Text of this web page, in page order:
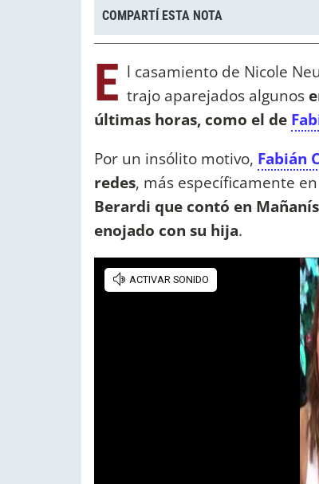
COMPARTÍ ESTA NOTA
E l casamiento de Nicole
trajo aparejados algunos
últimas horas, como el de
Por un insólito motivo, Fabián
redes, más específicamente
Berardi que contó en
enojado con su hija.